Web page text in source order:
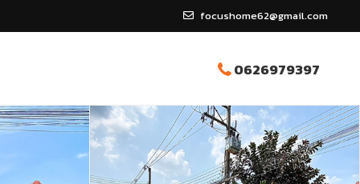
focushome62@gmail.com
0626979397